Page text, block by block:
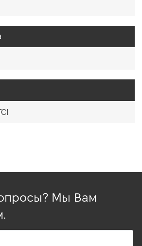
Мы Вам